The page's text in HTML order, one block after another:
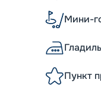
Мини-
Пункт